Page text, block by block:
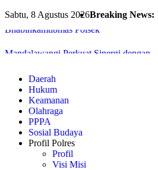
Sabtu, 8 Agustus 2026Breaking News:
Bhabinkamtibmas Polsek
Mandalawangi Perkuat Sinergi dengan
Masyarakat Jaga Kamtibmas
Daerah
Hukum
Keamanan
Olahraga
PPPA
Sosial Budaya
Profil Polres
Profil
Visi Misi